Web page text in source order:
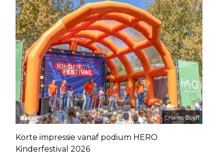
Charles Duijff
Korte impressie vanaf podium HERO
Kinderfestival 2026